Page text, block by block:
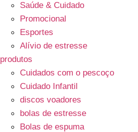
Saúde & Cuidado
Promocional
Esportes
Alívio de estresse
produtos
Cuidados com o pescoço
Cuidado Infantil
discos voadores
bolas de estresse
Bolas de espuma